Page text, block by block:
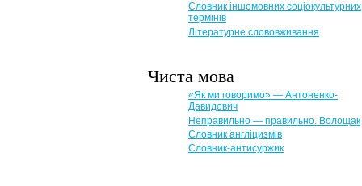
Словник іншомовних соціокультурних
термінів
Літературне слововживання
Чиста мова
«Як ми говоримо» — Антоненко-
Давидович
Неправильно — правильно. Волощак
Словник англіцизмів
Словник-антисуржик